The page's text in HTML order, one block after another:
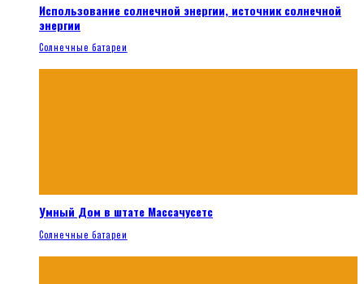
Использование солнечной энергии, источник солнечной
энергии
Солнечные батареи
Умный Дом в штате Массачусетс
Солнечные батареи